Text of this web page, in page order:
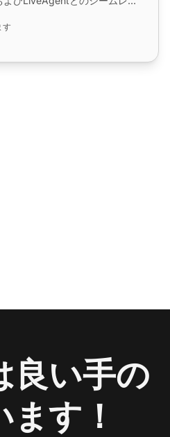
効率的なチケット管理を実
す
良い手の
す！